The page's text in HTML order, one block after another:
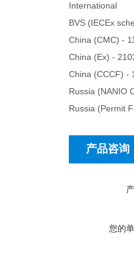
International
BVS (IECEx
China (CMC) -
China (Ex) -
China (CCCF) -
Russia (NANIO
Russia (Permit
产品咨询
您的